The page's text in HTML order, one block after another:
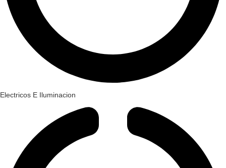
Electricos E Iluminacion